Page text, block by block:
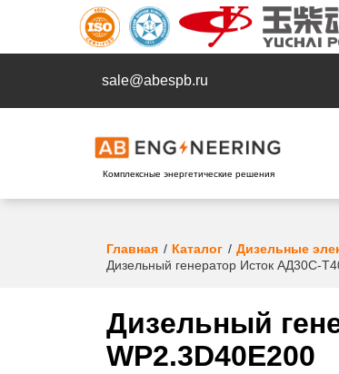
sale@abespb.ru
Комплексные энергетические решения
Главная Каталог Дизельные
Дизельный генератор Исток АД30С-
Дизельный
WP2.3D40E200